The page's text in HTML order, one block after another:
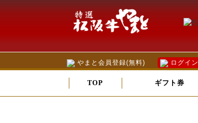
やまと会員登録(無料) ログイン
TOP ギフト券